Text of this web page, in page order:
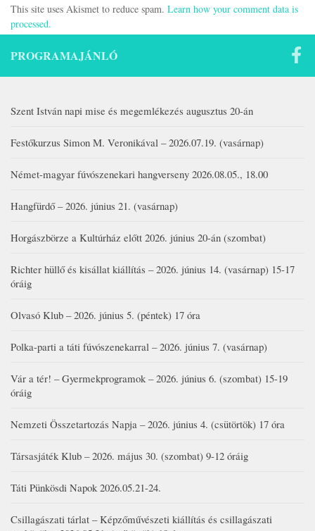
This site uses Akismet to reduce spam. Learn how your comment data is
processed.
PROGRAMAJÁNLÓ
Szent István napi mise és megemlékezés augusztus 20-án
Festőkurzus Simon M. Veronikával – 2026.07.19. (vasárnap)
Német-magyar fúvószenekari hangverseny 2026.08.05., 18.00
Hangfürdő – 2026. június 21. (vasárnap)
Horgászbörze a Kultúrház előtt 2026. június 20-án (szombat)
Richter hüllő és kisállat kiállítás – 2026. június 14. (vasárnap) 15-17
óráig
Olvasó Klub – 2026. június 5. (péntek) 17 óra
Polka-parti a táti fúvószenekarral – 2026. június 7. (vasárnap)
Vár a tér! – Gyermekprogramok – 2026. június 6. (szombat) 15-19
óráig
Nemzeti Összetartozás Napja – 2026. június 4. (csütörtök) 17 óra
Társasjáték Klub – 2026. május 30. (szombat) 9-12 óráig
Táti Pünkösdi Napok 2026.05.21-24.
Csillagászati tárlat – Képzőművészeti kiállítás és csillagászati